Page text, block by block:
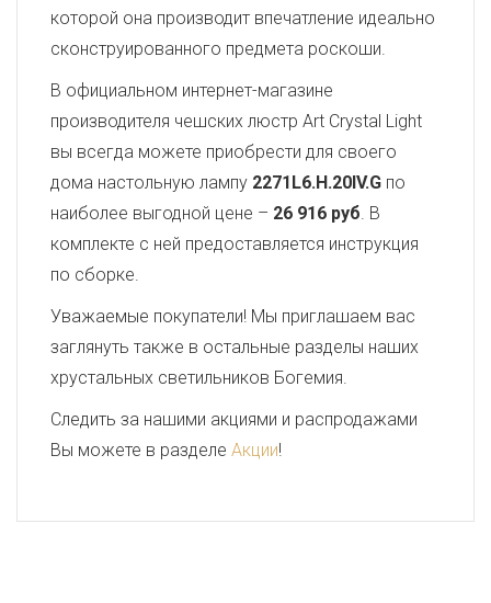
которой она производит впечатление идеально
сконструированного предмета роскоши.
В официальном интернет-магазине
производителя чешских люстр Art Crystal Light
вы всегда можете приобрести для своего
дома настольную лампу 2271L6.H.20IV.G по
наиболее выгодной цене – 26 916 руб. В
комплекте с ней предоставляется инструкция
по сборке.
Уважаемые покупатели! Мы приглашаем вас
заглянуть также в остальные разделы наших
хрустальных светильников Богемия.
Следить за нашими акциями и распродажами
Вы можете в разделе Акции!